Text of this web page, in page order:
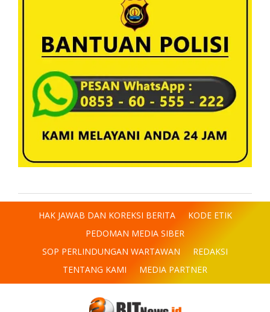
HAK JAWAB DAN KOREKSI BERITA
KODE ETIK
PEDOMAN MEDIA SIBER
SOP PERLINDUNGAN WARTAWAN
REDAKSI
TENTANG KAMI
MEDIA PARTNER